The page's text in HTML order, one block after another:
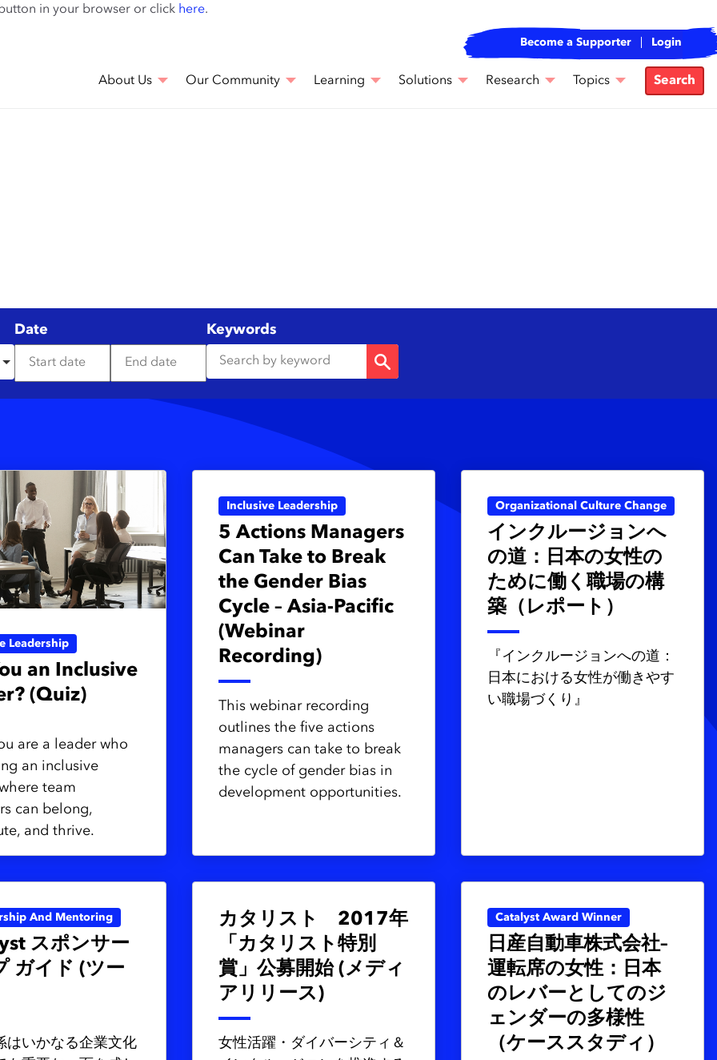
in your browser or click here.
Become a Supporter Login
About Us Our Community Learning Solutions Research Topics Search
Date Keywords
Leadership
an Inclusive
(Quiz)
are a leader who
an inclusive
team
can belong,
and thrive.
Inclusive Leadership
5 Actions Managers
Can Take to Break
the Gender Bias
Cycle – Asia-Pacific
(Webinar
Recording)
This webinar recording
outlines the five actions
managers can take to break
the cycle of gender bias in
development opportunities.
Organizational Culture Change
インクルージョンへ
の道：日本の女性の
ために働く職場の構
築（レポート）
『インクルージョンへの道：
日本における女性が働きやす
い職場づくり』
And Mentoring
スポンサー
ガイド (ツー
はいかなる企業文化
カタリスト 2017年
「カタリスト特別
賞」公募開始 (メディ
アリリース)
女性活躍・ダイバーシティ＆
Catalyst Award Winner
日産自動車株式会社–
運転席の女性：日本
のレバーとしてのジ
ェンダーの多様性
（ケーススタディ）